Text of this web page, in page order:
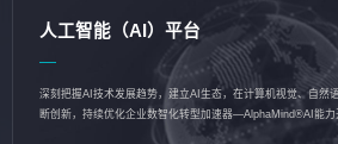
人工智能（AI）平台
深刻把握AI技术发展趋势，建立AI生态，在计算机视觉、自然
断创新，持续优化企业数智化转型加速器—AlphaMind®AI能力